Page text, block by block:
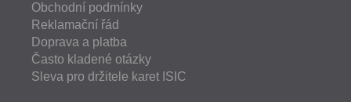
Obchodní podmínky
Reklamační řád
Doprava a platba
Často kladené otázky
Sleva pro držitele karet ISIC